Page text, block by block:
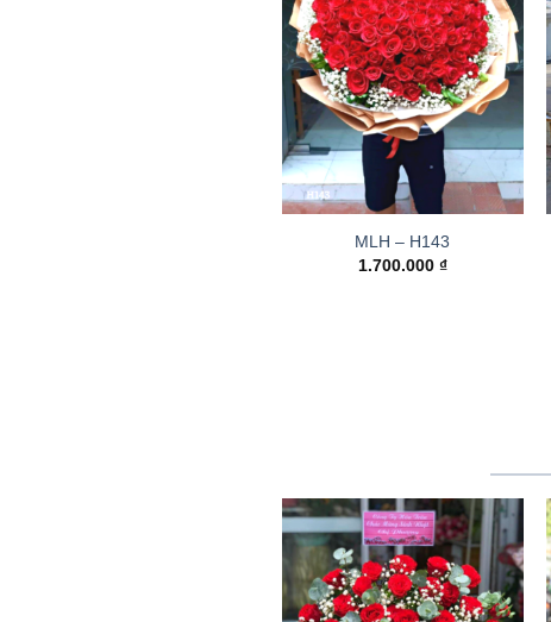
MLH – H143
1.700.000 ₫